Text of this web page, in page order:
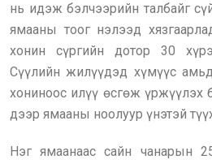
нь идэж бэлчээрийн талбайг
ямааны тоог нэлээд
хонин сүргийн дотор 30
Сүүлийн жилүүдэд хүмүүс
хониноос илүү өсгөж үржүүлэх
дээр ямааны ноолуур үнэтэй
Нэг ямаанаас сайн чанарын